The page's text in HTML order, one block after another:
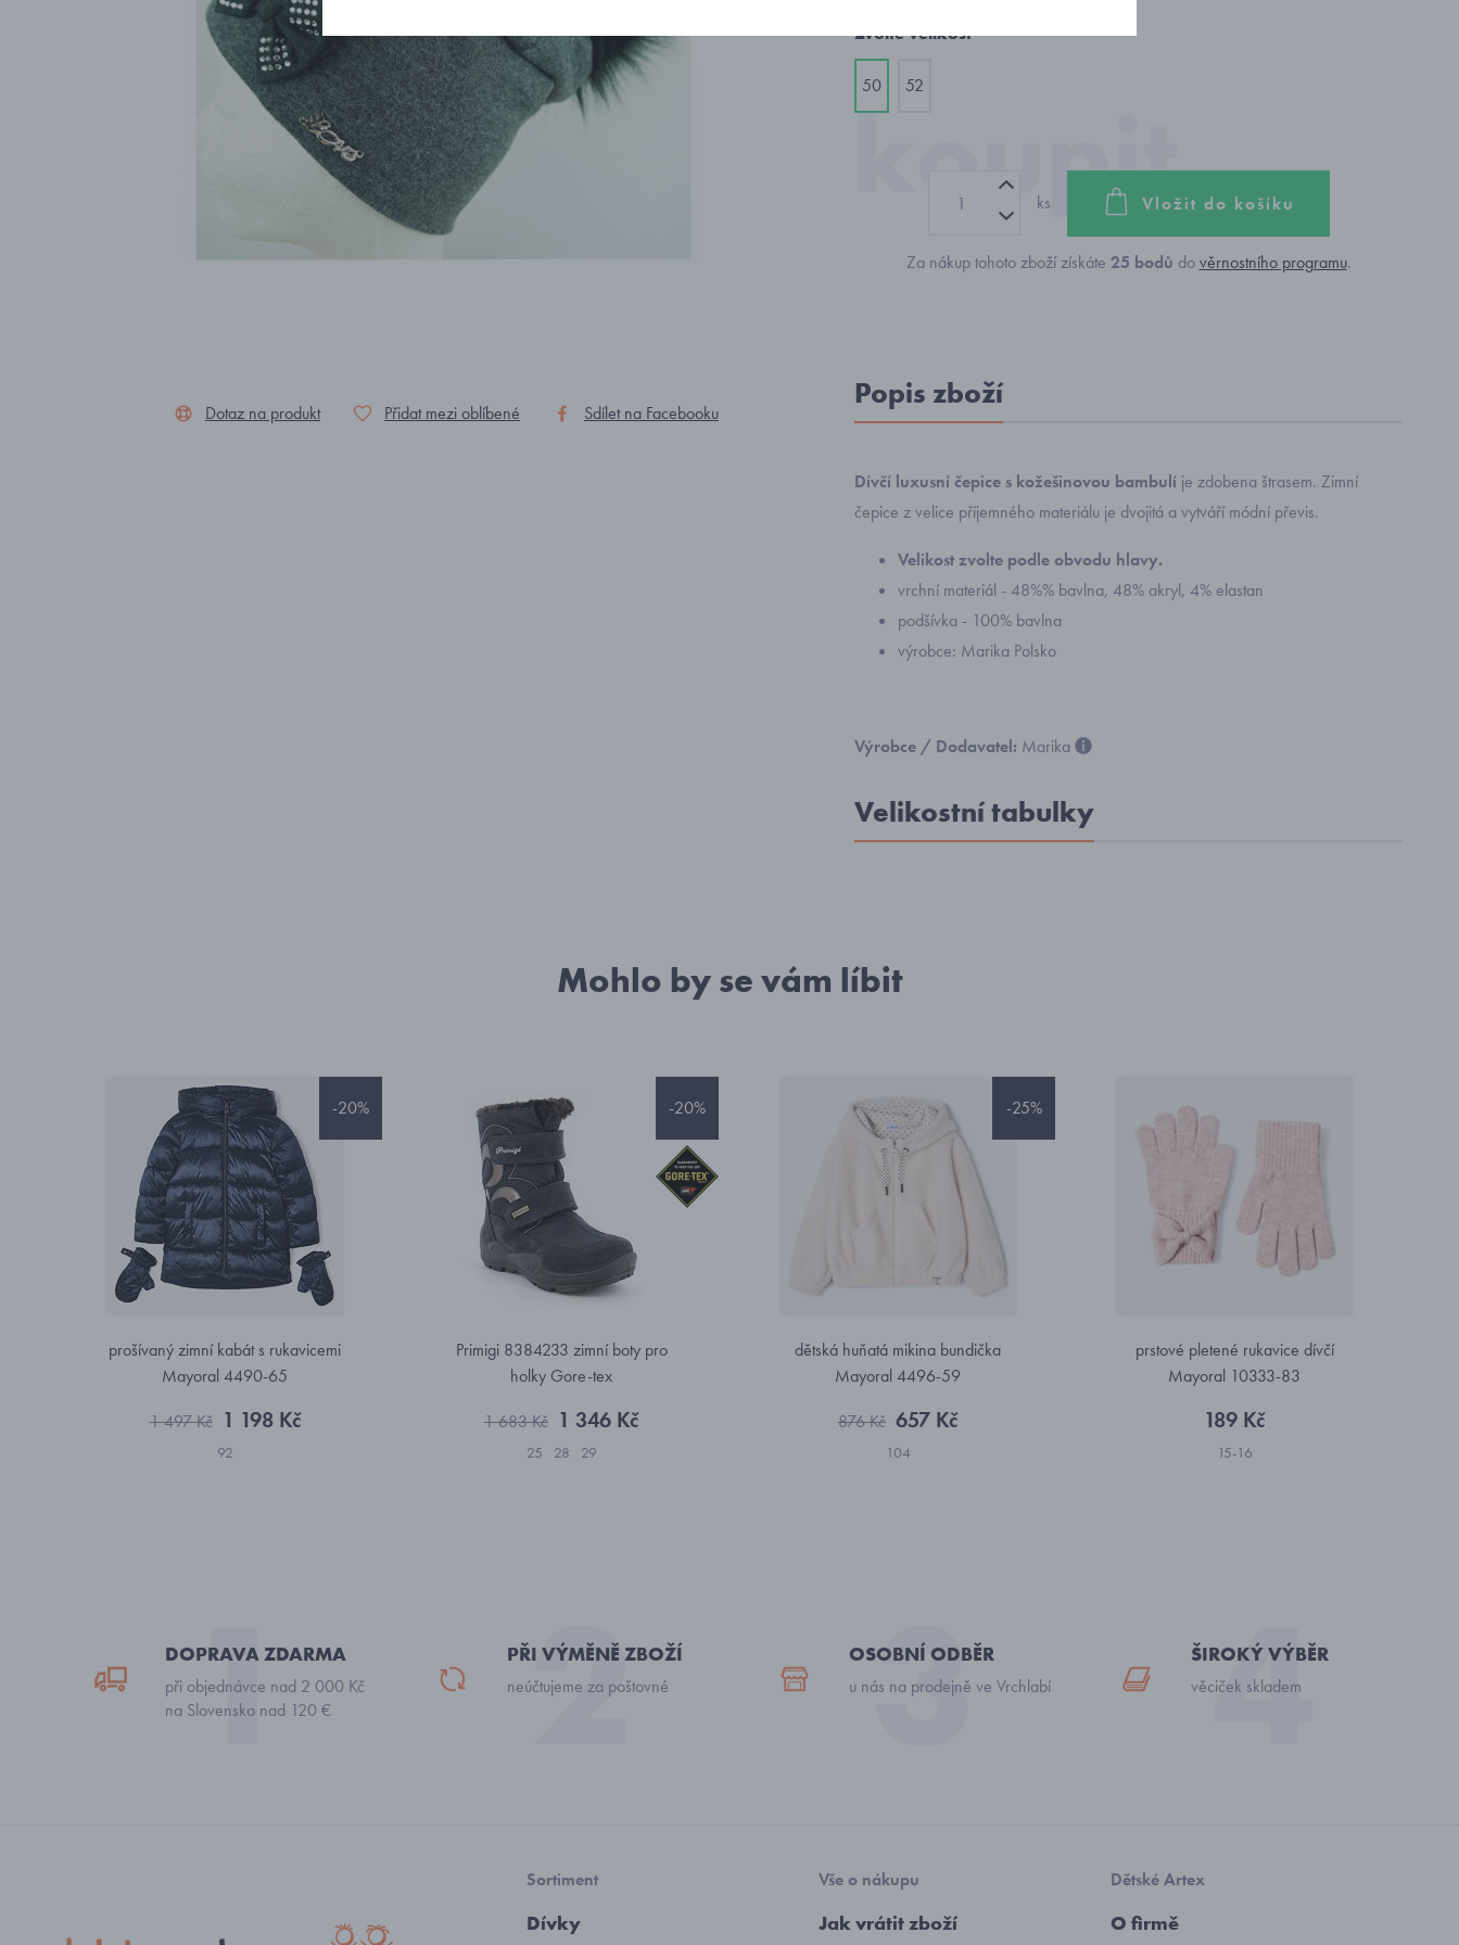
Dotaz na produkt Přidat mezi oblíbené Sdílet na Facebooku
Zvolte velikost
50 52
ks Vložit do košíku
Za nákup tohoto zboží získáte 25 bodů dověrnostního programu.
Popis zboží
Dívčí luxusní čepice s kožešinovou bambulí je zdobena štrasem. Zimní
čepice z velice příjemného materiálu je dvojitá a vytváří módní převis.
Velikost zvolte podle obvodu hlavy.
vrchní materiál - 48%% bavlna, 48% akryl, 4% elastan
podšívka - 100% bavlna
výrobce: Marika Polsko
Výrobce / Dodavatel: Marika
Velikostní tabulky
Mohlo by se vám líbit
-20%
prošívaný zimní kabát s rukavicemi
Mayoral 4490-65
1 497 Kč 1 198 Kč
92
-20%
Primigi 8384233 zimní boty pro
holky Gore-tex
1 683 Kč 1 346 Kč
25 28 29
-25%
dětská huňatá mikina bundička
Mayoral 4496-59
876 Kč 657 Kč
104
prstové pletené rukavice dívčí
Mayoral 10333-83
189 Kč
15-16
DOPRAVA ZDARMA
při objednávce nad 2 000 Kč
na Slovensko nad 120 €
PŘI VÝMĚNĚ ZBOŽÍ
neúčtujeme za poštovné
OSOBNÍ ODBĚR
u nás na prodejně ve Vrchlabí
ŠIROKÝ VÝBĚR
věciček skladem
Sortiment
Dívky
Vše o nákupu
Jak vrátit zboží
Dětské Artex
O firmě